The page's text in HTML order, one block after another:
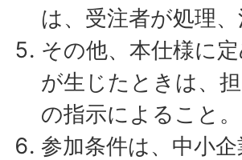
は、受注者が処理
その他、本仕様に
が生じたときは、
の指示によること。
参加条件は、中小